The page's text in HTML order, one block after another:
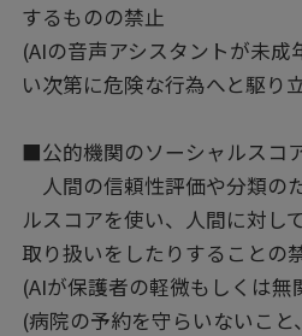
するものの禁止
(AIの音声アシスタントが未成
い次第に危険な行為へと駆り
■公的機関のソーシャルスコ
人間の信頼性評価や分類の
ルスコアを使い、人間に対し
取り扱いをしたりすることの
(AIが保護者の軽微もしくは
(病院の予約を守らいないこ